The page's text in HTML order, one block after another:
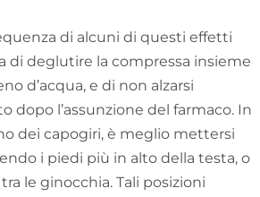
di alcuni di questi effetti
di deglutire la compressa insieme
d’acqua, e di non alzarsi
dopo l’assunzione del farmaco. In
dei capogiri, è meglio mettersi
i piedi più in alto della testa, o
le ginocchia. Tali posizioni